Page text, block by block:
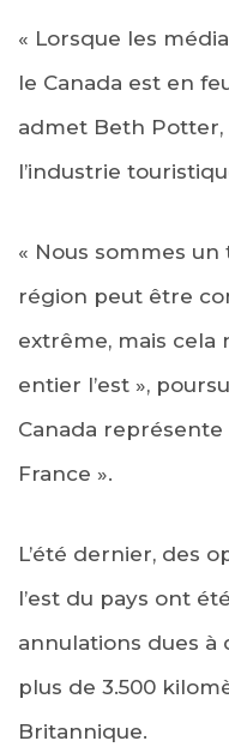
« Lorsque les
le Canada est en
admet Beth Potter,
l’industrie
« Nous sommes
région peut être
extrême, mais cela
entier l’est »,
Canada représente
France ».
L’été dernier, des
l’est du pays ont
annulations dues à
plus de 3.500
Britannique.